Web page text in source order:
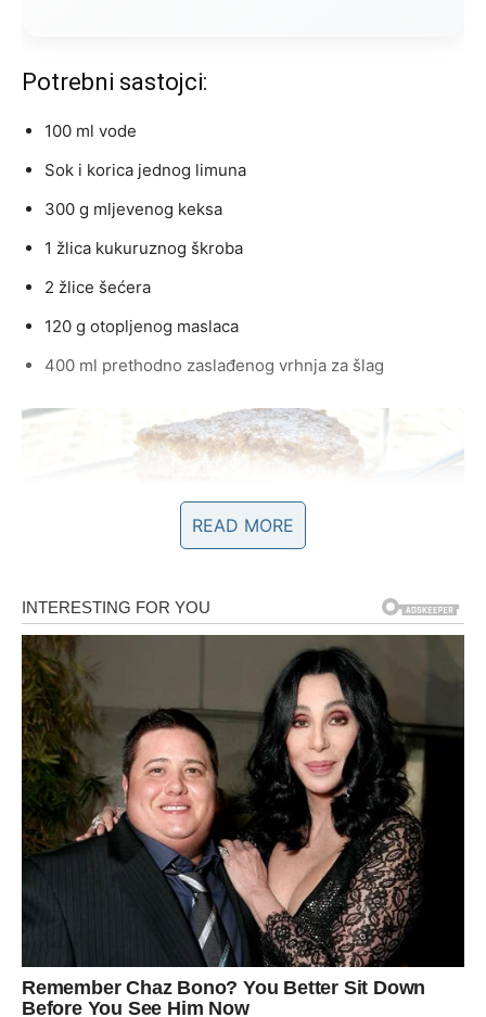
Potrebni sastojci:
100 ml vode
Sok i korica jednog limuna
300 g mljevenog keksa
1 žlica kukuruznog škroba
2 žlice šećera
120 g otopljenog maslaca
400 ml prethodno zaslađenog vrhnja za šlag
Način pripreme:
1. Priprema limunove smjese
U malom loncu pomiješajtelimunov sok, vodu, šećer i
kukuruzni škrob. Miješajte dok se škrob potpuno ne
Stavite lonac na srednju vatru i neprestano miješajte
dok se smjesa ne zgusne i poprimikremastu teksturu.
Kada se smjesa zgusne, maknite je s vatre i ostavite
READ MORE